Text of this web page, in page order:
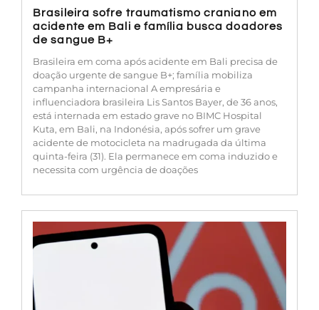
Brasileira sofre traumatismo craniano em
acidente em Bali e família busca doadores
de sangue B+
Brasileira em coma após acidente em Bali precisa de
doação urgente de sangue B+; família mobiliza
campanha internacional A empresária e
influenciadora brasileira Lis Santos Bayer, de 36 anos,
está internada em estado grave no BIMC Hospital
Kuta, em Bali, na Indonésia, após sofrer um grave
acidente de motocicleta na madrugada da última
quinta-feira (31). Ela permanece em coma induzido e
necessita com urgência de doações